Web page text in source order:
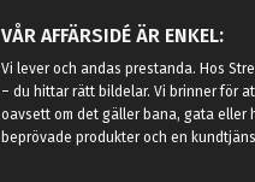
VÅR AFFÄRSIDÉ ÄR ENKEL:
Vi lever och andas prestanda. Hos
– du hittar rätt bildelar. Vi brinner för
oavsett om det gäller bana, gata eller
beprövade produkter och en